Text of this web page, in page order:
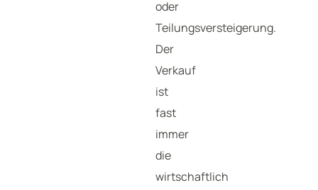
oder
Teilungsversteigerung.
Der
Verkauf
ist
fast
immer
die
wirtschaftlich